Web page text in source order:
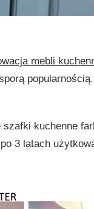
mebli
kuchenne
3 latach